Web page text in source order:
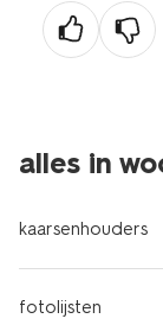
alles in
kaarsenhouders
fotolijsten